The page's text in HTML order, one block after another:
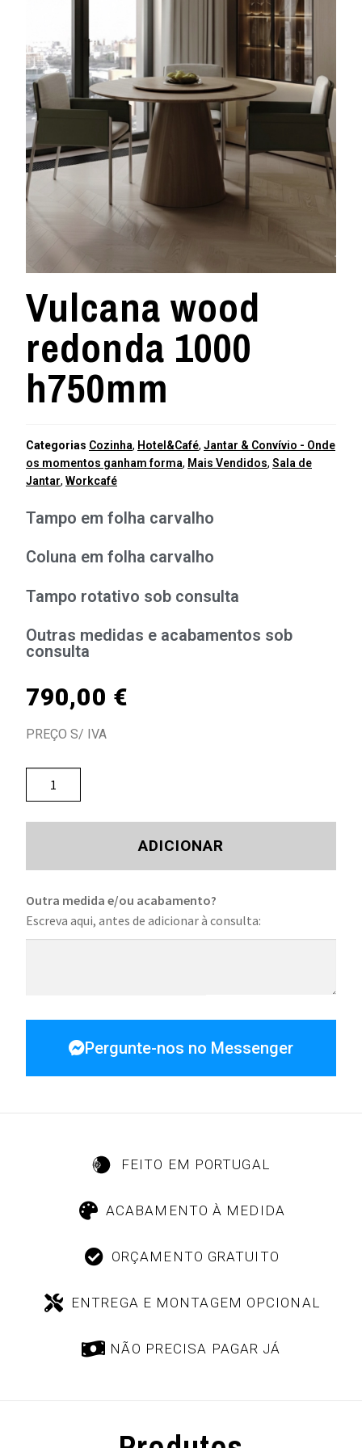
Vulcana wood
redonda 1000
h750mm
Categorias Cozinha, Hotel&Café, Jantar & Convívio - Onde
os momentos ganham forma, Mais Vendidos, Sala de
Jantar, Workcafé
Tampo em folha carvalho
Coluna em folha carvalho
Tampo rotativo sob consulta
Outras medidas e acabamentos sob
consulta
790,00 €
PREÇO S/ IVA
ADICIONAR
Outra medida e/ou acabamento?
Escreva aqui, antes de adicionar à consulta:
Pergunte-nos no Messenger
FEITO EM PORTUGAL
ACABAMENTO À MEDIDA
ORÇAMENTO GRATUITO
ENTREGA E MONTAGEM OPCIONAL
NÃO PRECISA PAGAR JÁ